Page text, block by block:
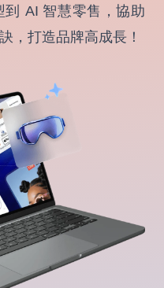
AI 智慧零售，協助
，打造品牌高成長！